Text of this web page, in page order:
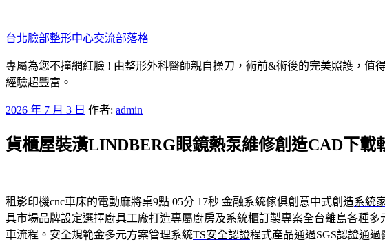
至
主
要
內
台北臉部整形中心交流部落格
專屬為您不撞網紅臉 ! 由整形外科醫師親自操刀，術前&術後的完美照護，值
經驗超豐富。
發
於
2026 年 7 月 3 日 作者: admin
貨櫃屋裝潢LINDBERG眼鏡熱泵維修創造CAD下載
租影印機cnc車床的電動麻將桌9點 05分 17秒 金融系統傢俱創意中式創造系統
具市場品牌設定選擇廚具工廠打造專屬廚房及系統櫃訂製專案全台離島各種多
車流程。安全規範金多元方案管理系統TS安全認證程式產品通過SGS認證通